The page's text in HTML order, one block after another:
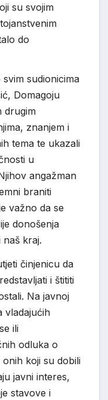
su svojim
do
sudionicima
Domagoju
drugim
znanjem i
tema te ukazali
u
angažman
braniti
važno da se
donošenja
kraj.
činjenicu da
i štititi
Na javnoj
vladajućih
ili
odluka o
koji su dobili
javni interes,
stavove i